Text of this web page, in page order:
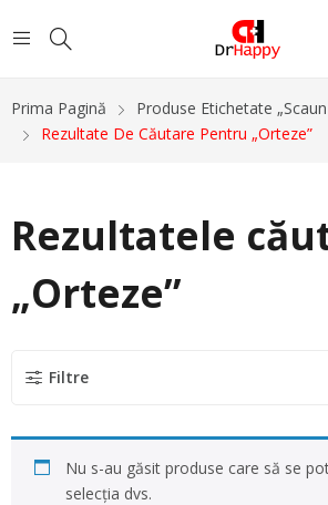
Prima Pagină
Produse Etichetate
Rezultate De Căutare Pentru „Orteze”
Rezultatele
„Orteze”
Filtre
Nu s-au găsit produse care să se
selecția dvs.